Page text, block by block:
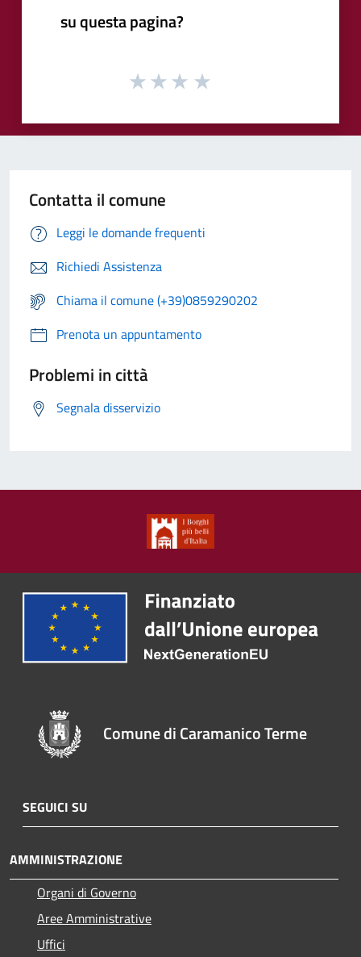
su questa pagina?
Contatta il comune
Leggi le domande frequenti
Richiedi Assistenza
Chiama il comune (+39)0859290202
Prenota un appuntamento
Problemi in città
Segnala disservizio
Comune di Caramanico Terme
SEGUICI SU
AMMINISTRAZIONE
Organi di Governo
Aree Amministrative
Uffici